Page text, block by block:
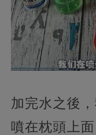
加完水之後
噴在枕頭上